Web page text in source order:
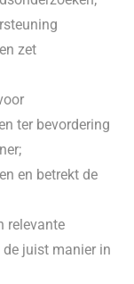
zet
ter bevordering
en betrekt de
relevante
juist manier in